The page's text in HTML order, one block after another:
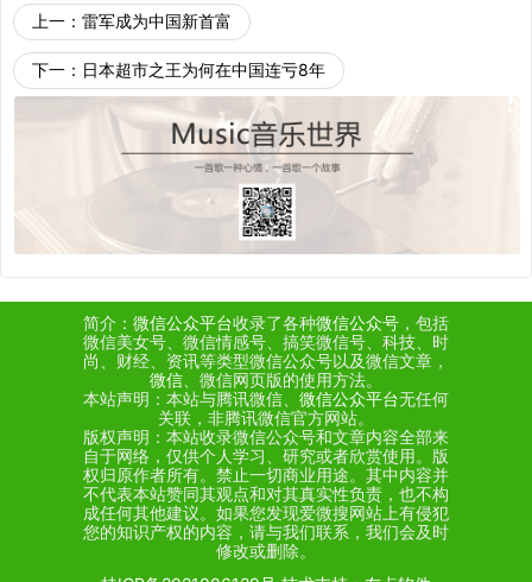
上一： 雷军成为中国新首富
下一： 日本超市之王为何在中国连亏8年
简介： 微信公众平台收录了各种微信公众号 ，包括
微信美女号、微信情感号、搞笑微信号、科技、时
尚、财经、资讯等类型微信公众号以及微信文章，
微信 、微信网页版的使用方法。
本站声明：本站与腾讯微信、 微信公众平台无任何
关联，非腾讯微信官方网站。
版权声明：本站收录微信公众号和文章内容全部来
自于网络，仅供个人学习、研究或者欣赏使用。版
权归原作者所有。禁止一切商业用途。其中内容并
不代表本站赞同其观点和对其真实性负责，也不构
成任何其他建议。如果您发现爱微搜网站上有侵犯
您的知识产权的内容，请与我们联系，我们会及时
修改或删除。